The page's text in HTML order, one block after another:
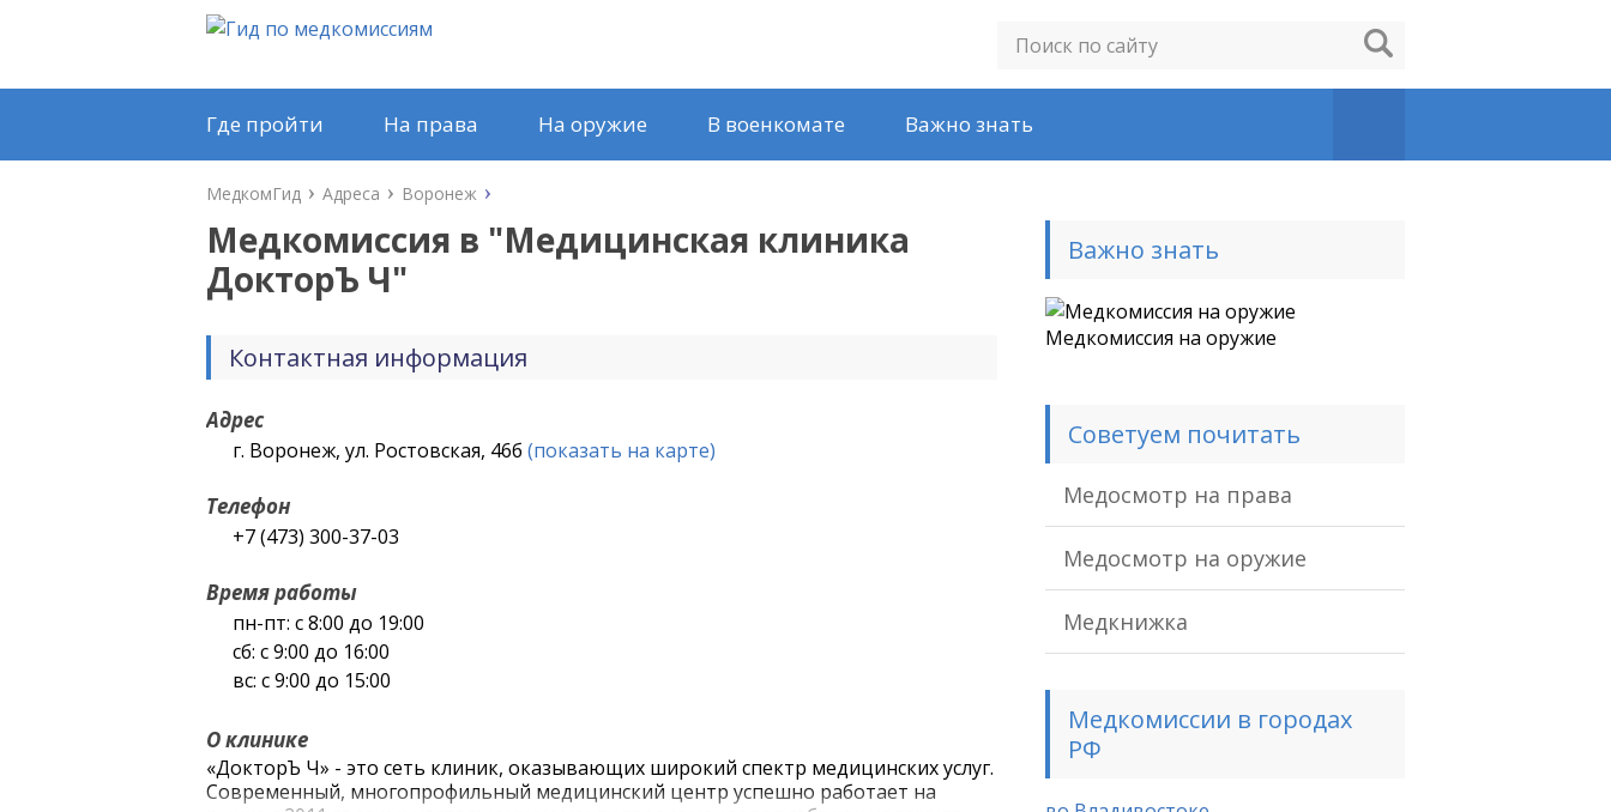
Где пройти На права На оружие В военкомате Важно знать
МедкомГид Адреса Воронеж
Медкомиссия в "Медицинская клиника
ДокторЪ Ч"
Контактная информация
Адрес
г. Воронеж, ул. Ростовская, 46б (показать на карте)
Телефон
+7 (473) 300-37-03
Время работы
пн-пт: с 8:00 до 19:00
сб: с 9:00 до 16:00
вс: с 9:00 до 15:00
О клинике
«ДокторЪ Ч» - это сеть клиник, оказывающих широкий спектр медицинских услуг.
Современный, многопрофильный медицинский центр успешно работает на
Важно знать
Медкомиссия на оружие
Советуем почитать
Медосмотр на права
Медосмотр на оружие
Медкнижка
Медкомиссии в городах
РФ